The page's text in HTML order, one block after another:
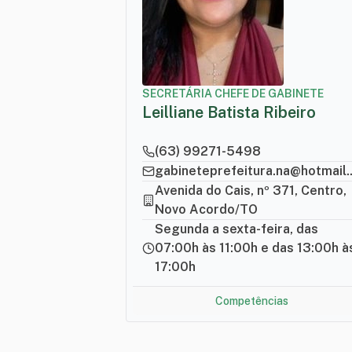
SECRETÁRIA CHEFE DE GABINETE
Leilliane Batista Ribeiro
(63) 99271-5498
Avenida do Cais, nº 371, Centro,
Novo Acordo/TO
Segunda a sexta-feira, das
07:00h às 11:00h e das 13:00h
17:00h
Competências